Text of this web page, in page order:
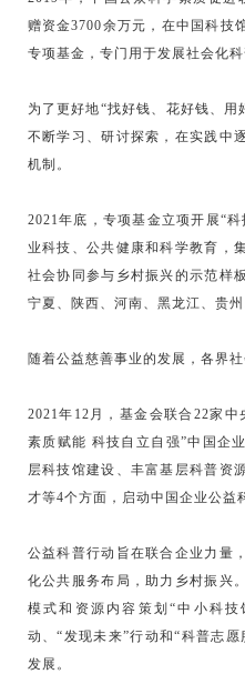
赠资金3700余万元，在中国科技
专项基金，专门用于发展社会化科
为了更好地“找好钱、花好钱、
不断学习、研讨探索，在实践中
机制。
2021年底，专项基金立项开展“
业科技、公共健康和科学教育，
社会协同参与乡村振兴的示范样
宁夏、陕西、河南、黑龙江、贵州
随着公益慈善事业的发展，各界
2021年12月，基金会联合22家
素质赋能 科技自立自强”中国企
层科技馆建设、丰富基层科普资
才等4个方面，启动中国企业公益
公益科普行动旨在联合企业力量
化公共服务布局，助力乡村振兴
模式和资源内容策划“中小科
动、“发现未来”行动和“科普志
发展。